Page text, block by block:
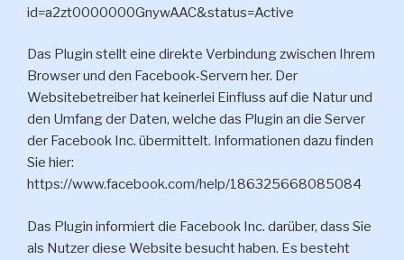
id=a2zt0000000GnywAAC&status=Active
Das Plugin stellt eine direkte Verbindung zwischen Ihrem
Browser und den Facebook-Servern her. Der
Websitebetreiber hat keinerlei Einfluss auf die Natur und
den Umfang der Daten, welche das Plugin an die Server
der Facebook Inc. übermittelt. Informationen dazu finden
Sie hier:
https://www.facebook.com/help/186325668085084
Das Plugin informiert die Facebook Inc. darüber, dass Sie
als Nutzer diese Website besucht haben. Es besteht